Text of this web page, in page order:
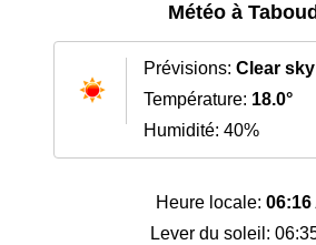
Météo à
Prévisions: Clear sky
Température: 18.0°
Humidité: 40%
Heure locale: 06:16
Lever du soleil: